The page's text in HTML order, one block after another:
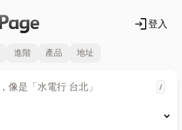
login登入
進階 產品 地址
/